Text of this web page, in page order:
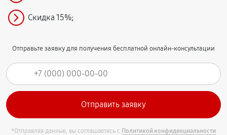
Скидка 15%;
Отправьте заявку для получения бесплатной онлайн-консультации
*Отправляя данные, вы соглашаетесь с Политикой конфиденциальности